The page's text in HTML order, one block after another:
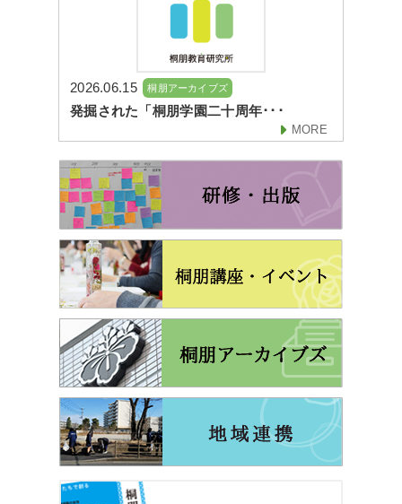
2026.06.15 桐朋アーカイブズ
発掘された「桐朋学園二十周年･･･
MORE